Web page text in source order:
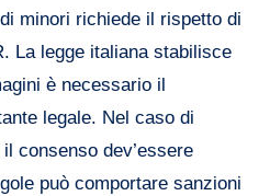
minori richiede il rispetto di
La legge italiana stabilisce
è necessario il
legale. Nel caso di
consenso dev’essere
può comportare sanzioni